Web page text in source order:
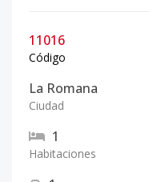
11016
Código
La Romana
Ciudad
1
Habitaciones